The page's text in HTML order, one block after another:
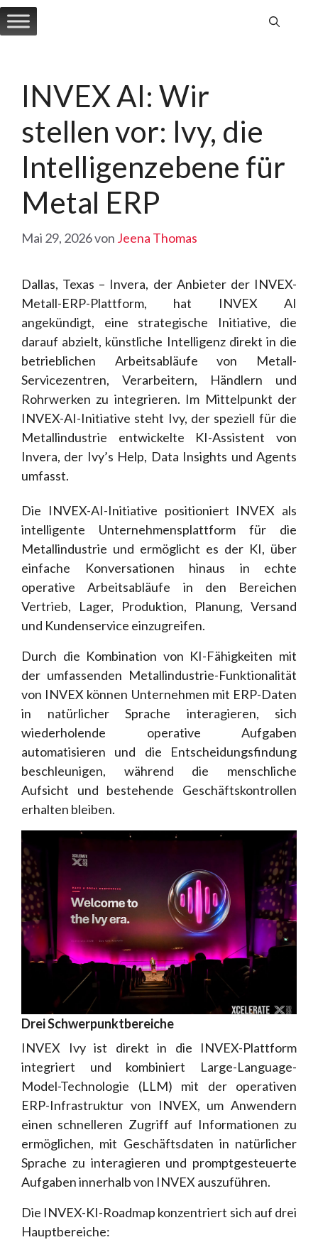
Zum
Inhalt
INVEX AI: Wir
stellen vor: Ivy, die
Intelligenzebene für
Metal ERP
Mai 29, 2026von Jeena Thomas
Dallas, Texas – Invera, der Anbieter der INVEX-
Metall-ERP-Plattform, hat INVEX AI
angekündigt, eine strategische Initiative, die
darauf abzielt, künstliche Intelligenz direkt in die
betrieblichen Arbeitsabläufe von Metall-
Servicezentren, Verarbeitern, Händlern und
Rohrwerken zu integrieren. Im Mittelpunkt der
INVEX-AI-Initiative steht Ivy, der speziell für die
Metallindustrie entwickelte KI-Assistent von
Invera, der Ivy’s Help, Data Insights und Agents
umfasst.
Die INVEX-AI-Initiative positioniert INVEX als
intelligente Unternehmensplattform für die
Metallindustrie und ermöglicht es der KI, über
einfache Konversationen hinaus in echte
operative Arbeitsabläufe in den Bereichen
Vertrieb, Lager, Produktion, Planung, Versand
und Kundenservice einzugreifen.
Durch die Kombination von KI-Fähigkeiten mit
der umfassenden Metallindustrie-Funktionalität
von INVEX können Unternehmen mit ERP-Daten
in natürlicher Sprache interagieren, sich
wiederholende operative Aufgaben
automatisieren und die Entscheidungsfindung
beschleunigen, während die menschliche
Aufsicht und bestehende Geschäftskontrollen
erhalten bleiben.
Drei Schwerpunktbereiche
INVEX Ivy ist direkt in die INVEX-Plattform
integriert und kombiniert Large-Language-
Model-Technologie (LLM) mit der operativen
ERP-Infrastruktur von INVEX, um Anwendern
einen schnelleren Zugriff auf Informationen zu
ermöglichen, mit Geschäftsdaten in natürlicher
Sprache zu interagieren und promptgesteuerte
Aufgaben innerhalb von INVEX auszuführen.
Die INVEX-KI-Roadmap konzentriert sich auf drei
Hauptbereiche: